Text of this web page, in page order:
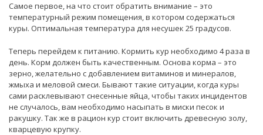
Самое первое, на что стоит обратить внимание – это
температурный режим помещения, в котором содержаться
куры. Оптимальная температура для несушек 25 градусов.
Теперь перейдем к питанию. Кормить кур необходимо 4 раза в
день. Корм должен быть качественным. Основа корма – это
зерно, желательно с добавлением витаминов и минералов,
жмыха и меловой смеси. Бывают такие ситуации, когда куры
сами расклевывают снесенные яйца, чтобы таких инцидентов
не случалось, вам необходимо насыпать в миски песок и
ракушку. Так же в рацион кур стоит включить древесную золу,
кварцевую крупку.